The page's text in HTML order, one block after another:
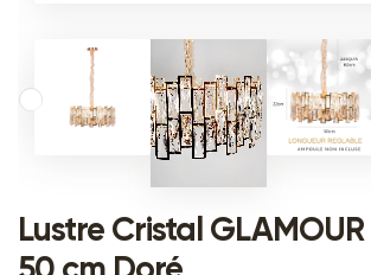
Lustre Cristal